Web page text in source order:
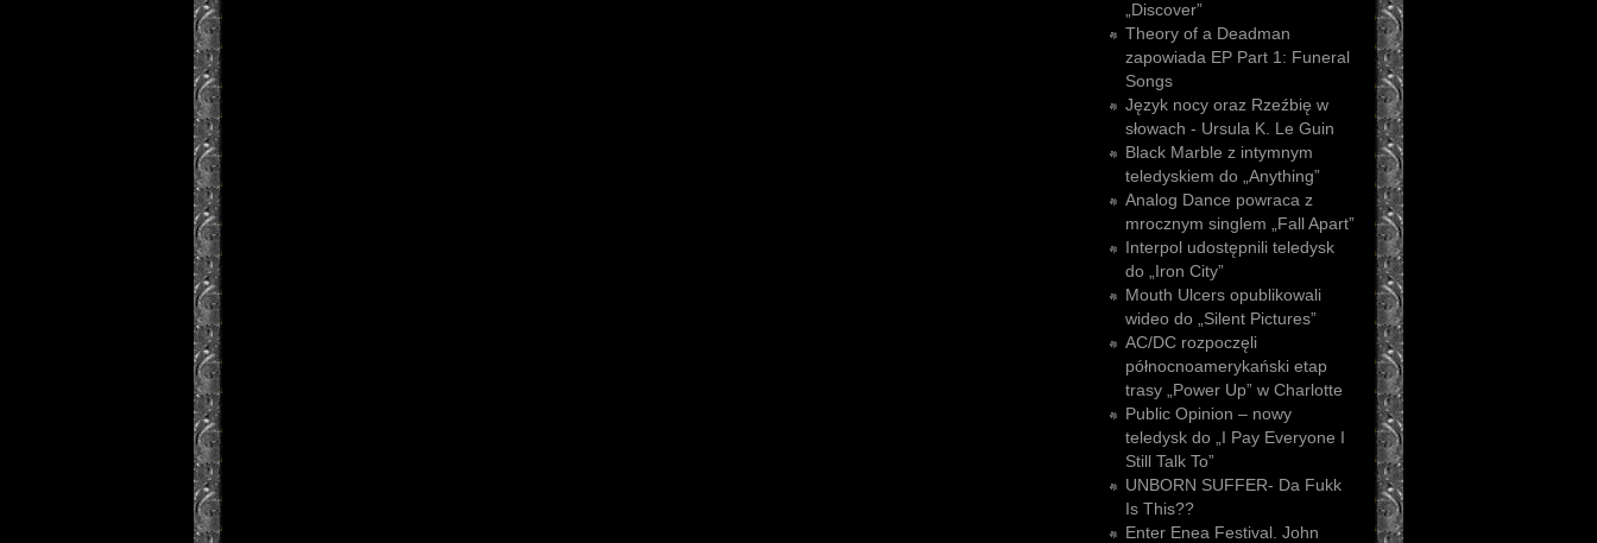
„Discover”
Theory of a Deadman
zapowiada EP Part 1: Funeral
Songs
Język nocy oraz Rzeźbię w
słowach - Ursula K. Le Guin
Black Marble z intymnym
teledyskiem do „Anything”
Analog Dance powraca z
mrocznym singlem „Fall Apart”
Interpol udostępnili teledysk
do „Iron City”
Mouth Ulcers opublikowali
wideo do „Silent Pictures”
AC/DC rozpoczęli
północnoamerykański etap
trasy „Power Up” w Charlotte
Public Opinion – nowy
teledysk do „I Pay Everyone I
Still Talk To”
UNBORN SUFFER- Da Fukk
Is This??
Enter Enea Festival. John